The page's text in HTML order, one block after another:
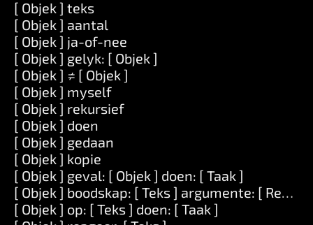
[ Objek ] teks
[ Objek ] aantal
[ Objek ] ja-of-nee
[ Objek ] gelyk: [ Objek ]
[ Objek ] ≠ [ Objek ]
[ Objek ] myself
[ Objek ] rekursief
[ Objek ] doen
[ Objek ] gedaan
[ Objek ] kopie
[ Objek ] geval: [ Objek ] doen: [ Taak ]
[ Objek ] boodskap: [ Teks ] argumente: [ Reeks ]
[ Objek ] op: [ Teks ] doen: [ Taak ]